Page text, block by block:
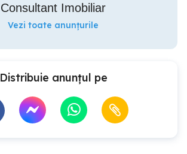
Consultant Imobiliar
Vezi toate anunțurile
Distribuie anunțul pe